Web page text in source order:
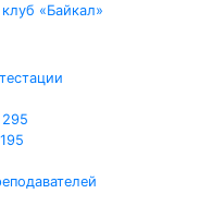
«Байкал»
295